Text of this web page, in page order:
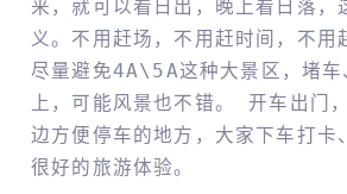
来，就可以看日出，晚上看日落，
义。不用赶场，不用赶时间，不用
尽量避免4A\5A这种大景区，堵
上，可能风景也不错。 开车出门
边方便停车的地方，大家下车打卡
很好的旅游体验。